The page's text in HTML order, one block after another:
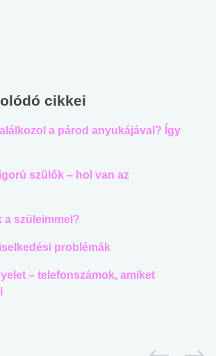
cikkei
a párod anyukájával? Így
szülők – hol van az
a szüleimmel?
problémák
– telefonszámok, amiket